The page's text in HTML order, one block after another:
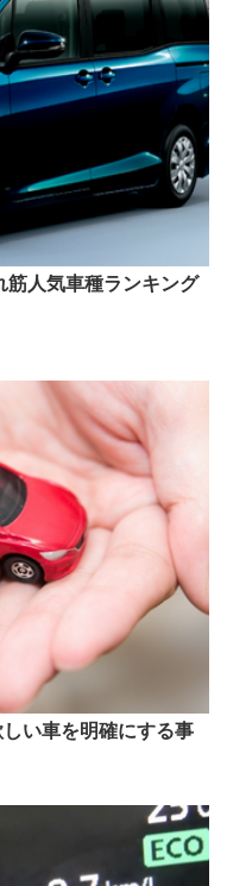
筋人気車種ランキング
い車を明確にする事